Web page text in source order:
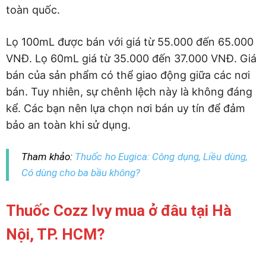
toàn quốc.
Lọ 100mL được bán với giá từ 55.000 đến 65.000
VNĐ. Lọ 60mL giá từ 35.000 đến 37.000 VNĐ. Giá
bán của sản phẩm có thể giao động giữa các nơi
bán. Tuy nhiên, sự chênh lệch này là không đáng
kể. Các bạn nên lựa chọn nơi bán uy tín để đảm
bảo an toàn khi sử dụng.
Tham khảo: Thuốc ho Eugica: Công dụng, Liều dùng,
Có dùng cho ba bầu không?
Thuốc Cozz Ivy mua ở đâu tại Hà
Nội, TP. HCM?